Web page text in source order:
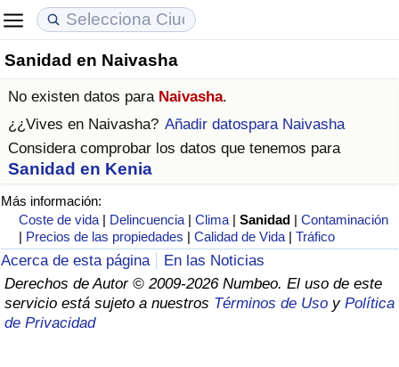
Sanidad en Naivasha
No existen datos para Naivasha.
¿¿Vives en Naivasha? Añadir datospara Naivasha
Considera comprobar los datos que tenemos para
Sanidad en Kenia
Más información:
Coste de vida | Delincuencia |Clima |Sanidad |Contaminación
| Precios de las propiedades |Calidad de Vida |Tráfico
Acerca de esta página
En las Noticias
Derechos de Autor © 2009-2026 Numbeo. El uso de este
servicio está sujeto a nuestros Términos de Uso y Política
de Privacidad
Coste de vida
Índice de Costo de Vida
Índice de costo de vida por país
en aqaba
Precios de las propiedades
Índice de Precios de Inmuebles
Índice de Precios de Inmuebles por País
Calidad de Vida
Índice de Calidad de Vida (Actual)
Índice de calidad de vida por país
Delincuencia
Calificación del Índice de Criminalidad
(Actual)